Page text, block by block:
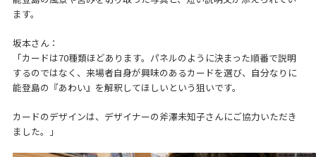
ます。
坂本さん：
「カードは70種類ほどあります。パネルのように決まった順番で説明
するのではなく、来場者自身が興味のあるカードを選び、自分なりに
能登島の『あわい』を解釈してほしいという狙いです。
カードのデザインは、デザイナーの斧澤未知子さんにご協力いただき
ました。」